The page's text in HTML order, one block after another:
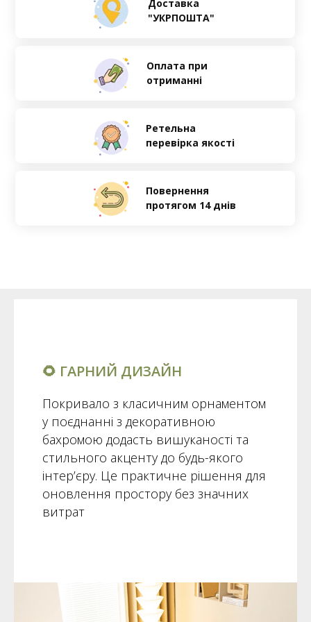
Оплата при
отриманні
Ретельна
перевірка якості
Доставка
"УКРПОШТА"
Повернення
протягом 14 днів
🌻 ГАРНИЙ ДИЗАЙН
Покривало з класичним орнаментом
у поєднанні з декоративною
бахромою додасть вишуканості та
стильного акценту до будь-якого
інтер’єру. Це практичне рішення для
оновлення простору без значних
витрат